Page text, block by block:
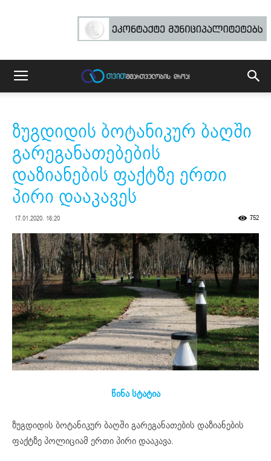
ზუგდიდის ბოტანიკურ ბაღში
გარეგანათებების
დაზიანების ფაქტზე ერთი
პირი დააკავეს
17.01.2020. 16:20 752
წინა სტატია
ზუგდიდის ბოტანიკურ ბაღში გარეგანათების დაზიანების
ფაქტზე პოლიციამ ერთი პირი დააკავა.